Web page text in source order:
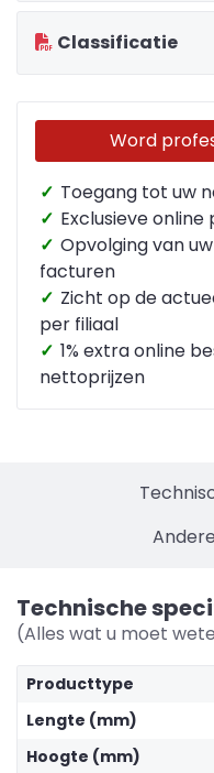
Classificatie
Word
✓ Toegang tot uw
✓ Exclusieve
✓ Opvolging van
facturen
✓ Zicht op de
per filiaal
✓ 1% extra online
nettoprijzen
Technische
(Alles wat u moet
Producttype
Lengte (mm)
Hoogte (mm)